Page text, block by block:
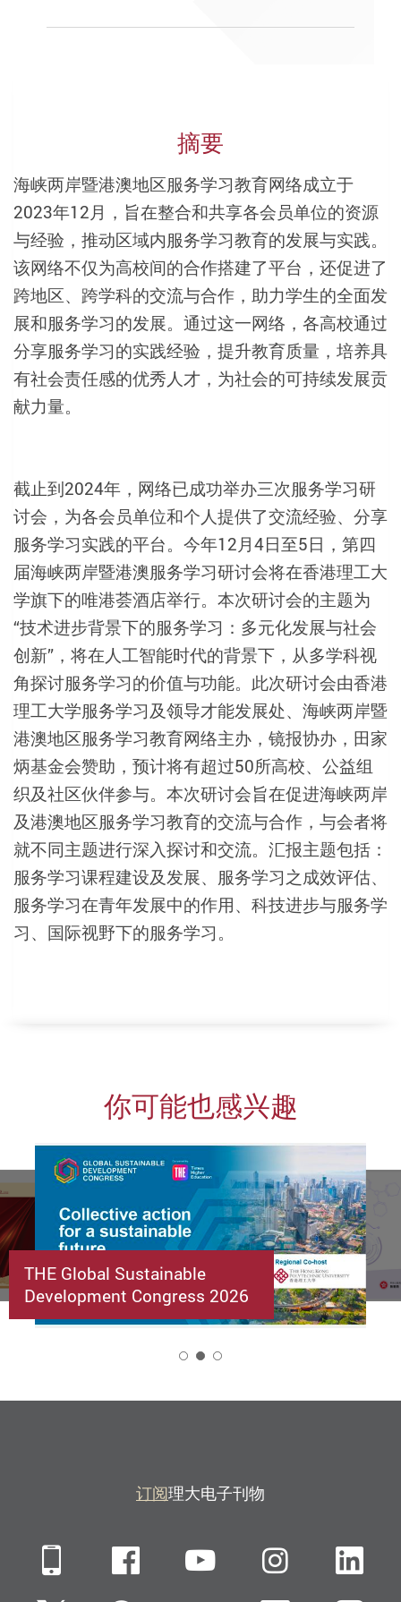
摘要
海峡两岸暨港澳地区服务学习教育网络成立于
2023年12月，旨在整合和共享各会员单位的资源
与经验，推动区域内服务学习教育的发展与实践。
该网络不仅为高校间的合作搭建了平台，还促进了
跨地区、跨学科的交流与合作，助力学生的全面发
展和服务学习的发展。通过这一网络，各高校通过
分享服务学习的实践经验，提升教育质量，培养具
有社会责任感的优秀人才，为社会的可持续发展贡
献力量。
截止到2024年，网络已成功举办三次服务学习研
讨会，为各会员单位和个人提供了交流经验、分享
服务学习实践的平台。今年12月4日至5日，第四
届海峡两岸暨港澳服务学习研讨会将在香港理工大
学旗下的唯港荟酒店举行。本次研讨会的主题为
“技术进步背景下的服务学习：多元化发展与社会
创新”，将在人工智能时代的背景下，从多学科视
角探讨服务学习的价值与功能。此次研讨会由香港
理工大学服务学习及领导才能发展处、海峡两岸暨
港澳地区服务学习教育网络主办，镜报协办，田家
炳基金会赞助，预计将有超过50所高校、公益组
织及社区伙伴参与。本次研讨会旨在促进海峡两岸
及港澳地区服务学习教育的交流与合作，与会者将
就不同主题进行深入探讨和交流。汇报主题包括：
服务学习课程建设及发展、服务学习之成效评估、
服务学习在青年发展中的作用、科技进步与服务学
习、国际视野下的服务学习。
你可能也感兴趣
THE Global Sustainable
Development Congress 2026
订阅理大电子刊物
Mobile FacebookYouTube